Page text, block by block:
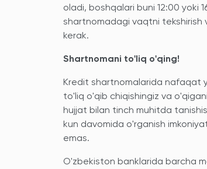
oladi, boshqalari buni 12:00 yoki
shartnomadagi vaqtni tekshirish
kerak.
Shartnomani to'liq o'qing!
Kredit shartnomalarida nafaqat
to'liq o'qib chiqishingiz va
hujjat bilan tinch muhitda
kun davomida o'rganish
emas.
O'zbekiston banklarida barcha